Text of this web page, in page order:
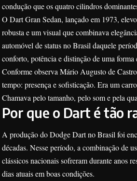
condução que os quatro cilindros
O Dart Gran Sedan, lançado em 1973,
robusta e um visual que combinava
automóvel de status no Brasil daquele
conforto, potência e distinção de uma
Conforme observa Mário Augusto de
tempo: presença e sofisticação. Era um
Chamava pelo tamanho, pelo som e pela
Por que o Dart é tão
A produção do Dodge Dart no Brasil foi
décadas. Nesse período, a combinação de
clássicos nacionais sofreram durante anos
dias atuais em boas condições.